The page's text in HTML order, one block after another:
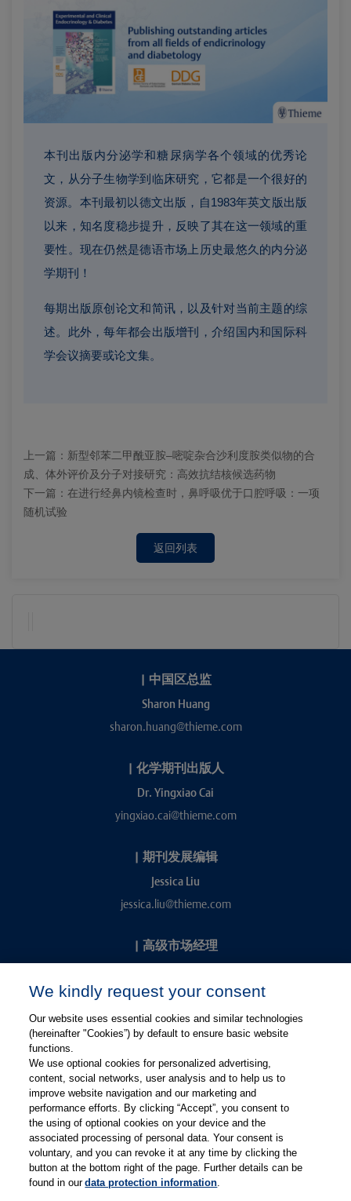
本刊出版内分泌学和糖尿病学各个领域的优秀论
文，从分子生物学到临床研究，它都是一个很好的
资源。本刊最初以德文出版，自1983年英文版出版
以来，知名度稳步提升，反映了其在这一领域的重
要性。现在仍然是德语市场上历史最悠久的内分泌
学期刊！
每期出版原创论文和简讯，以及针对当前主题的综
述。此外，每年都会出版增刊，介绍国内和国际科
学会议摘要或论文集。
上一篇： 新型邻苯二甲酰亚胺–嘧啶杂合沙利度胺类似物的合
成、体外评价及分子对接研究：高效抗结核候选药物
下一篇： 在进行经鼻内镜检查时，鼻呼吸优于口腔呼吸：一项
随机试验
返回列表
| 中国区总监
Sharon Huang
sharon.huang@thieme.com
| 化学期刊出版人
Dr. Yingxiao Cai
yingxiao.cai@thieme.com
| 期刊发展编辑
Jessica Liu
jessica.liu@thieme.com
| 高级市场经理
kevin.chang@thieme.com
关注微博
关注微信
有关Thieme图书翻译及版权业务，请联系：rights@thieme.de
We kindly request your consent
Our website uses essential cookies and similar technologies
(hereinafter "Cookies”) by default to ensure basic website
functions.
We use optional cookies for personalized advertising,
content, social networks, user analysis and to help us to
improve website navigation and our marketing and
performance efforts. By clicking “Accept”, you consent to
the using of optional cookies on your device and the
associated processing of personal data. Your consent is
voluntary, and you can revoke it at any time by clicking the
button at the bottom right of the page. Further details can be
found in ourdata protection information.